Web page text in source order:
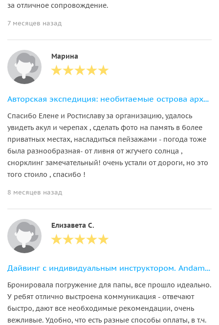
за отличное сопровождение.
7 месяцев назад
Марина
Авторская экспедиция: необитаемые острова архипелага Phi Phi
Спасибо Елене и Ростиславу за организацию, удалось
увидеть акул и черепах , сделать фото на память в более
приватных местах, насладиться пейзажами - погода тоже
была разнообразная- от ливня от жгучего солнца ,
снорклинг замечательный! очень устали от дороги, но это
того стоило , спасибо !
8 месяцев назад
Елизавета С.
Дайвинг с индивидуальным инструктором. Andaman Diving&Travel Company
Бронировала погружение для папы, все прошло идеально.
У ребят отлично выстроена коммуникация - отвечают
быстро, дают все необходимые рекомендации, очень
вежливые. Удобно, что есть разные способы оплаты, в т.ч.